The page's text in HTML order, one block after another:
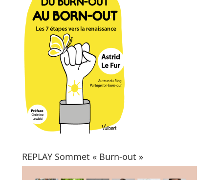
REPLAY Sommet « Burn-out »